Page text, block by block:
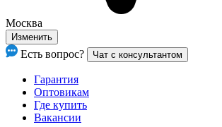
Москва
Изменить
Есть вопрос? Чат с консультантом
Гарантия
Оптовикам
Где купить
Вакансии